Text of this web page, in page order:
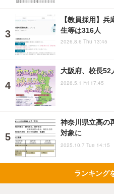
【教員採用】
生等は316人
2026.8.6 Thu 13:45
大阪府、校長
2026.5.1 Fri 17:45
神奈川県立高の
対象に
2025.10.7 Tue 14:15
ランキング